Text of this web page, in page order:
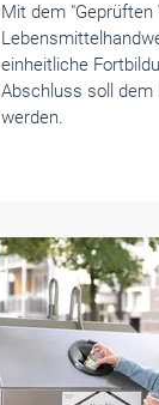
Mit dem
einheitliche
Abschluss soll
werden.